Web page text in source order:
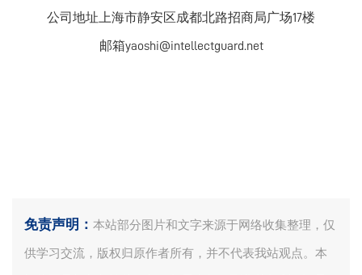
公司地址上海市静安区成都北路招商局广场17楼
邮箱yaoshi@intellectguard.net
免责声明： 本站部分图片和文字来源于网络收集整理，仅
供学习交流，版权归原作者所有，并不代表我站观点。本